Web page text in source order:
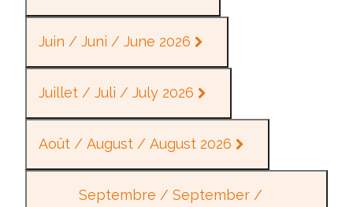
Juin / Juni / June 2026
Juillet / Juli / July 2026
Août / August / August 2026
Septembre / September /